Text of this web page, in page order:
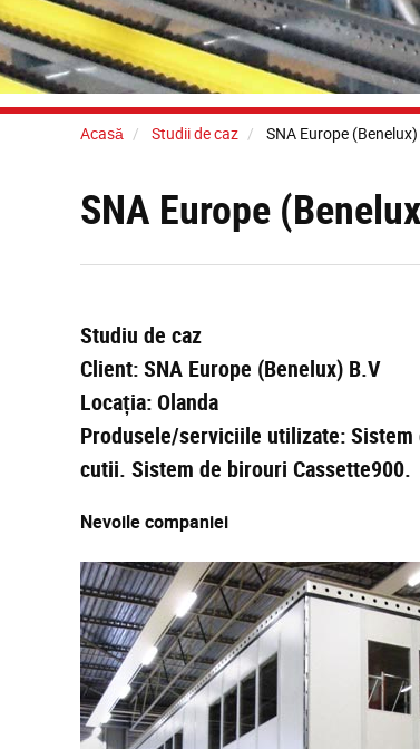
Acasă Studii de caz SNA Europe
SNA Europe
Studiu de caz
Client: SNA Europe (Benelux) B.V
Locația: Olanda
Produsele/serviciile utilizate:
cutii. Sistem de birouri Cassette900.
Nevoile companiei